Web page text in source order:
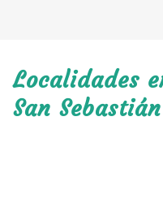
Localidades
San